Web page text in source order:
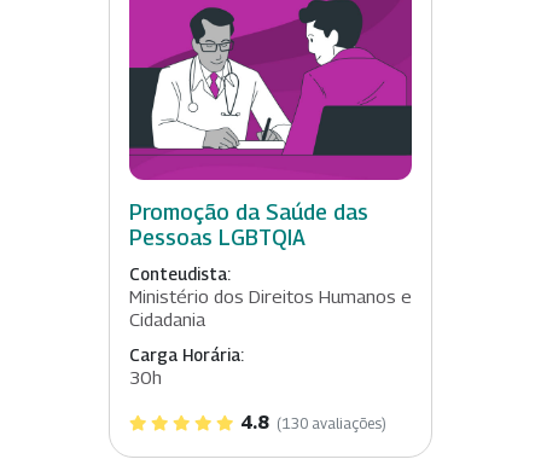
Promoção da Saúde das
Pessoas LGBTQIA
Conteudista:
Ministério dos Direitos Humanos e
Cidadania
Carga Horária:
30h
4.8 (130 avaliações)